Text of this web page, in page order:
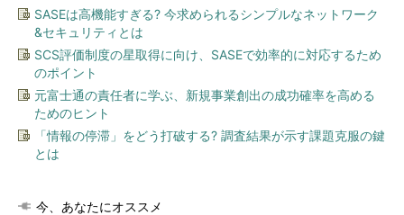
SASEは高機能すぎる? 今求められるシンプルなネットワーク
&セキュリティとは
SCS評価制度の星取得に向け、SASEで効率的に対応するため
のポイント
元富士通の責任者に学ぶ、新規事業創出の成功確率を高める
ためのヒント
「情報の停滞」をどう打破する? 調査結果が示す課題克服の鍵
とは
今、あなたにオススメ